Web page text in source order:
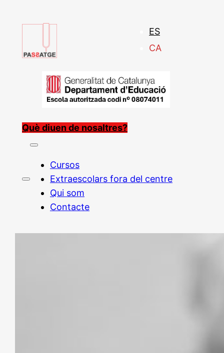
ES
CA
Què diuen de nosaltres?
Cursos
Extraescolars fora del centre
Qui som
Contacte